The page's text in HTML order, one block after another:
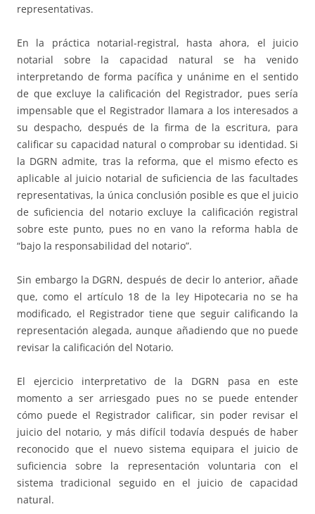
representativas.
En la práctica notarial-registral, hasta ahora, el juicio
notarial sobre la capacidad natural se ha venido
interpretando de forma pacífica y unánime en el sentido
de que excluye la calificación del Registrador, pues sería
impensable que el Registrador llamara a los interesados a
su despacho, después de la firma de la escritura, para
calificar su capacidad natural o comprobar su identidad. Si
la DGRN admite, tras la reforma, que el mismo efecto es
aplicable al juicio notarial de suficiencia de las facultades
representativas, la única conclusión posible es que el juicio
de suficiencia del notario excluye la calificación registral
sobre este punto, pues no en vano la reforma habla de
“bajo la responsabilidad del notario”.
Sin embargo la DGRN, después de decir lo anterior, añade
que, como el artículo 18 de la ley Hipotecaria no se ha
modificado, el Registrador tiene que seguir calificando la
representación alegada, aunque añadiendo que no puede
revisar la calificación del Notario.
El ejercicio interpretativo de la DGRN pasa en este
momento a ser arriesgado pues no se puede entender
cómo puede el Registrador calificar, sin poder revisar el
juicio del notario, y más difícil todavía después de haber
reconocido que el nuevo sistema equipara el juicio de
suficiencia sobre la representación voluntaria con el
sistema tradicional seguido en el juicio de capacidad
natural.